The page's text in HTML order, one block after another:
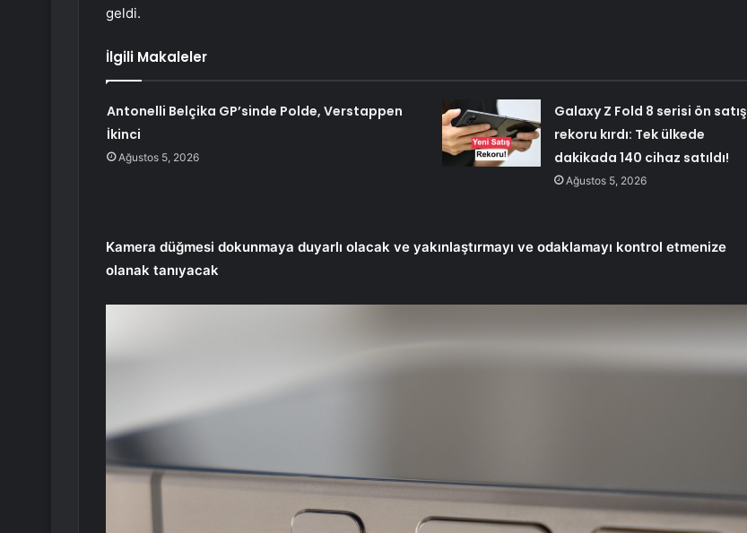
geldi.
İlgili Makaleler
Antonelli Belçika GP’sinde Polde, Verstappen
İkinci
Ağustos 5, 2026
Galaxy Z Fold 8 serisi ön satış
rekoru kırdı: Tek ülkede
dakikada 140 cihaz satıldı!
Ağustos 5, 2026
Kamera düğmesi dokunmaya duyarlı olacak ve yakınlaştırmayı ve odaklamayı kontrol etmenize
olanak tanıyacak